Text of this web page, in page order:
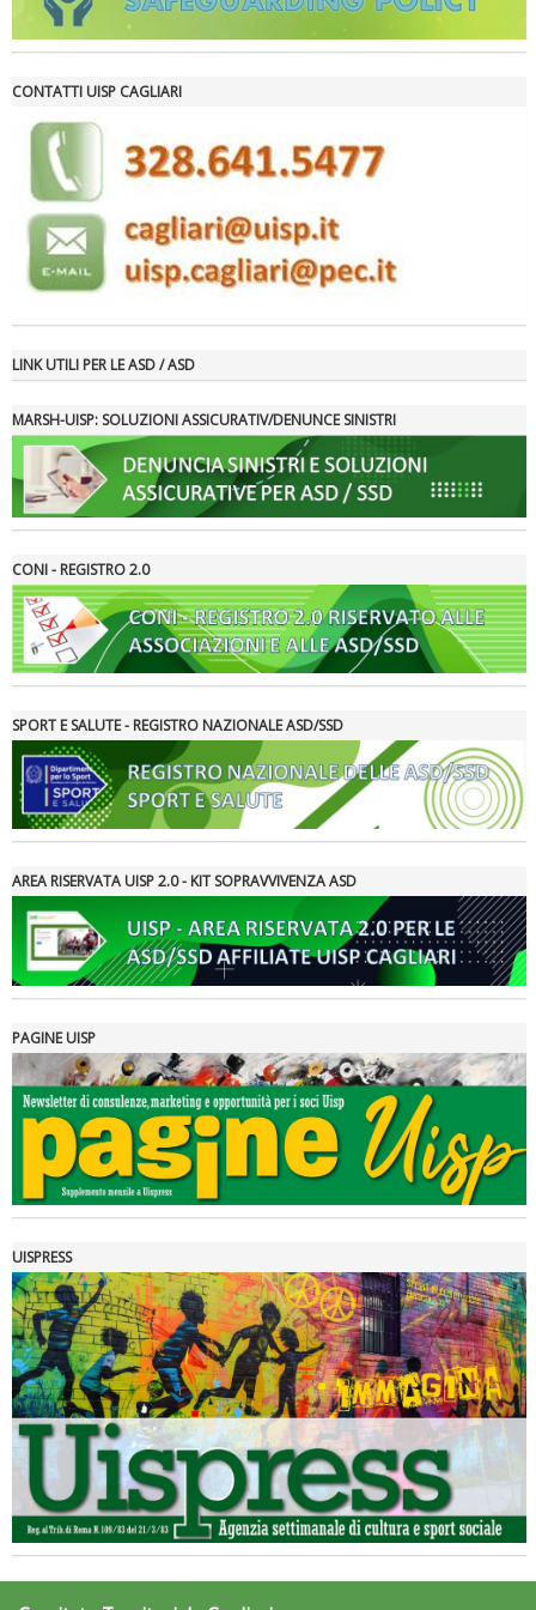
Luglio 2026: "Pensando con i piedi, si possono fare le
rivoluzioni"
Tiziano Pesce a Radio InBlu2000 traccia il bilancio della stagione
Ddl Lobby, Uisp: “Il Parlamento valorizzi le nostre specificità"
La formazione Uisp rallenta ma prosegue anche in estate
Tiziano Pesce nel Cda di Fondazione Terzjus: prima riunione a
CONTATTI UISP CAGLIARI
LINK UTILI PER LE ASD / ASD
MARSH-UISP: SOLUZIONI ASSICURATIV/DENUNCE SINISTRI
CONI - REGISTRO 2.0
SPORT E SALUTE - REGISTRO NAZIONALE ASD/SSD
AREA RISERVATA UISP 2.0 - KIT SOPRAVVIVENZA ASD
PAGINE UISP
UISPRESS